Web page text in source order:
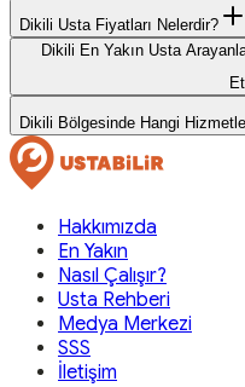
Dikili Usta Fiyatları Nelerdir?
Dikili En Yakın Usta
Dikili Bölgesinde Hangi
Hakkımızda
En Yakın
Nasıl Çalışır?
Usta Rehberi
Medya Merkezi
SSS
İletişim